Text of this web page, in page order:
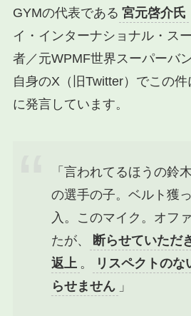
GYMの代表である 宮元啓介氏
イ・インターナショナル・ス
者／元WPMF世界スーパーバ
自身のX（旧Twitter）でこの
に発言しています。
「言われてるほうの鈴
の選手の子。ベルト獲
入。このマイク。オフ
たが、
断らせていただ
返上 。
リスペクトのな
らせません 」